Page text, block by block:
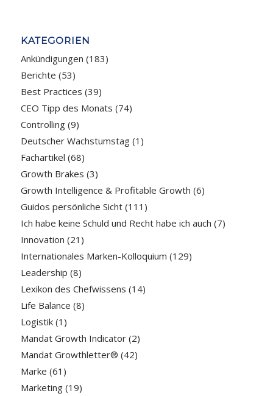
KATEGORIEN
Ankündigungen (183)
Berichte (53)
Best Practices (39)
CEO Tipp des Monats (74)
Controlling(9)
Deutscher Wachstumstag(1)
Fachartikel (68)
Growth Brakes (3)
Growth Intelligence & Profitable Growth (6)
Guidos persönliche Sicht(111)
Ich habe keine Schuld und Recht habe ich auch (7)
Innovation (21)
Internationales Marken-Kolloquium (129)
Leadership (8)
Lexikon des Chefwissens (14)
Life Balance (8)
Logistik(1)
Mandat Growth Indicator(2)
Mandat Growthletter® (42)
Marke (61)
Marketing(19)